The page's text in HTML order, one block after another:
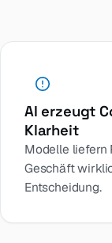
AI erzeugt
Klarheit
Modelle liefern
Geschäft
Entscheidung.